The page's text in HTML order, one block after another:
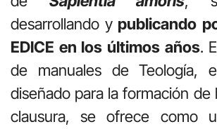
desarrollando y publicando
EDICE en los últimos años.
de manuales de Teología,
diseñado para la formación de
clausura, se ofrece como